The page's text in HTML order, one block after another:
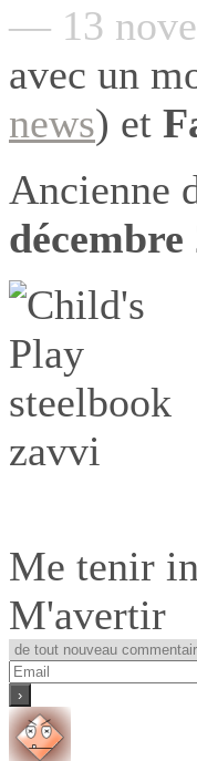
— 13
avec un
news) et
Ancienne
décembre
Me tenir
M'avertir